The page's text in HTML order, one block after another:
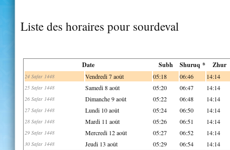
Liste des horaires pour sourdeval
Date Subh Shuruq * Zhur
24 Safar 1448 Vendredi 7 août 05:18 06:46 14:14
25 Safar 1448 Samedi 8 août 05:20 06:47 14:14
26 Safar 1448 Dimanche 9 août 05:22 06:48 14:14
27 Safar 1448 Lundi 10 août 05:24 06:50 14:14
28 Safar 1448 Mardi 11 août 05:26 06:51 14:14
29 Safar 1448 Mercredi 12 août 05:27 06:52 14:14
30 Safar 1448 Jeudi 13 août 05:29 06:54 14:14